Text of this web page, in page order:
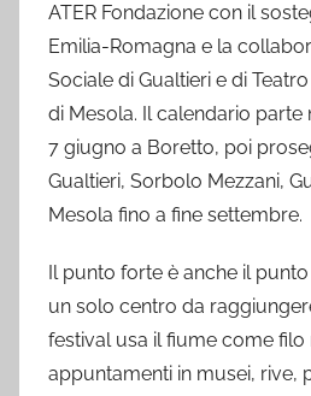
ATER Fondazione con il
Emilia-Romagna e la
Sociale di Gualtieri e di
di Mesola. Il calendario parte
7 giugno a Boretto, poi
Gualtieri, Sorbolo Mezzani,
Mesola fino a fine settembre.
Il punto forte è anche il
un solo centro da
festival usa il fiume come
appuntamenti in musei, rive,